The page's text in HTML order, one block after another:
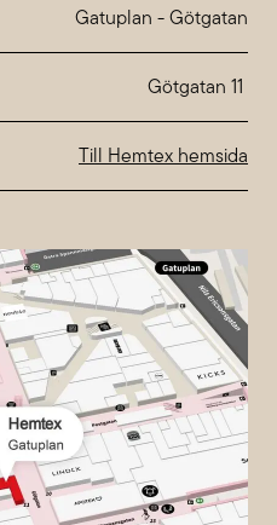
10:00-20:00
Special hours atNordstan
Gatuplan -Götgatan
Till Hemtex hemsida